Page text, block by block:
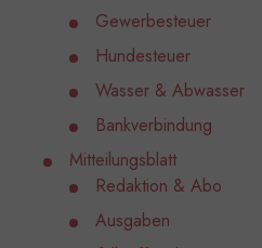
Gewerbesteuer
Hundesteuer
Wasser & Abwasser
Bankverbindung
Mitteilungsblatt
Redaktion & Abo
Ausgaben